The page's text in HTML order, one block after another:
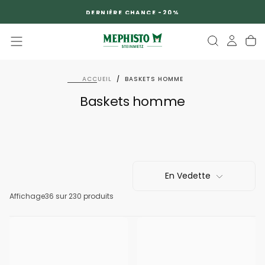
DERNIÈRE CHANCE -20%
ACCUEIL / BASKETS HOMME
Baskets homme
En Vedette
Affichage36 sur 230 produits